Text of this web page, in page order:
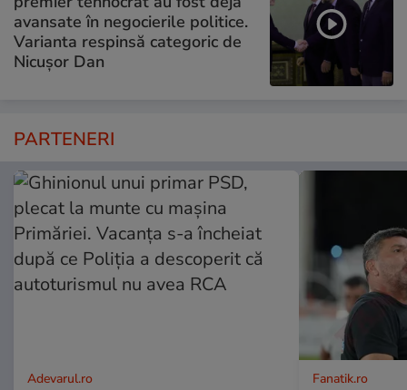
avansate în negocierile politice.
Varianta respinsă categoric de
Nicușor Dan
PARTENERI
Adevarul.ro Fanatik.ro